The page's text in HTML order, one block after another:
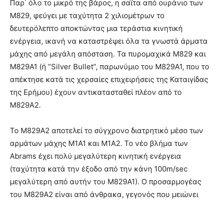
Παρ΄ όλο το μικρό της βάρος, η σαΐτα από ουράνιο των
Μ829, φεύγει με ταχύτητα 2 χιλιομέτρων το
δευτερόλεπτο αποκτώντας μια τεράστια κινητική
ενέργεια, ικανή να καταστρέψει όλα τα γνωστά άρματα
μάχης από μεγάλη απόσταση. Τα πυρομαχικά M829 και
M829Α1 (ή ”Silver Bullet”, παρωνύμιο του M829Α1, που το
απέκτησε κατά τις χερσαίες επιχειρήσεις της Καταιγίδας
της Ερήμου) έχουν αντικατασταθεί πλέον από το
M829Α2.
Το M829Α2 αποτελεί το σύγχρονο διατρητικό μέσο των
αρμάτων μάχης M1Α1 και M1Α2. Το νέο βλήμα των
Abrams έχει πολύ μεγαλύτερη κινητική ενέργεια
(ταχύτητα κατά την έξοδο από την κάνη 100m/sec
μεγαλύτερη από αυτήν του M829Α1). Ο προσαρμογέας
του M829Α2 είναι από άνθρακα, γεγονός που μειώνει